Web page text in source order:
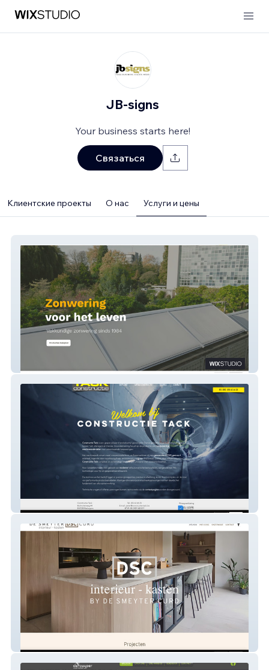
JB-signs
Your business starts here!
Связаться
Клиентские проекты О нас Услуги и цены
Constructietack